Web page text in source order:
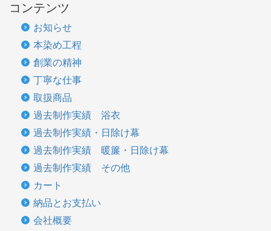
コンテンツ
お知らせ
本染め工程
創業の精神
丁寧な仕事
取扱商品
過去制作実績 浴衣
過去制作実績・日除け幕
過去制作実績 暖簾・日除け幕
過去制作実績 その他
カート
納品とお支払い
会社概要